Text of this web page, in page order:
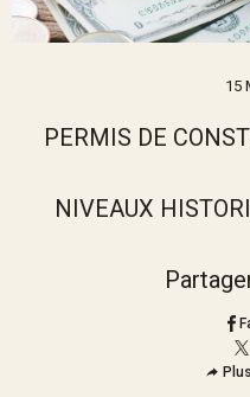
15
PERMIS DE
NIVEAUX